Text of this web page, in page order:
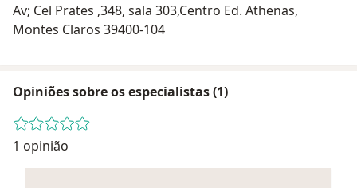
Av; Cel Prates ,348, sala 303,Centro Ed. Athenas,
Montes Claros 39400-104
Opiniões sobre os especialistas (1)
1 opinião